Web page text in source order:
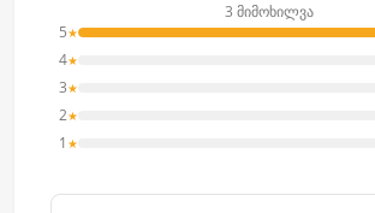
3 მიმოხილვა
5★
4★
3★
2★
1 ★